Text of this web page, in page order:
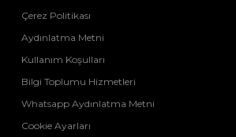
Çerez Politikası
Aydınlatma Metni
Kullanım Koşulları
Bilgi Toplumu Hizmetleri
Whatsapp Aydınlatma Metni
Cookie Ayarları